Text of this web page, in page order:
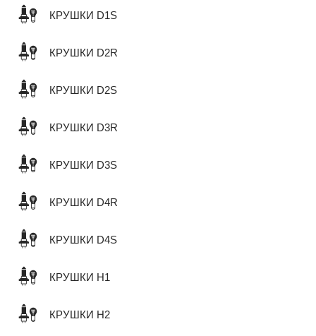
КРУШКИ D1S
КРУШКИ D2R
КРУШКИ D2S
КРУШКИ D3R
КРУШКИ D3S
КРУШКИ D4R
КРУШКИ D4S
КРУШКИ H1
КРУШКИ H2